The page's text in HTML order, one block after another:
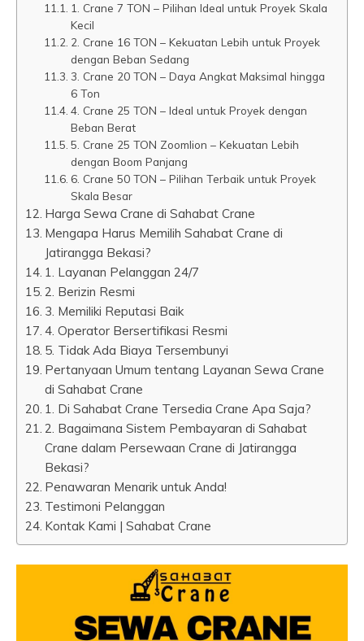
1. Crane 7 TON – Pilihan Ideal untuk Proyek Skala
Kecil
2. Crane 16 TON – Kekuatan Lebih untuk Proyek
dengan Beban Sedang
3. Crane 20 TON – Daya Angkat Maksimal hingga
6 Ton
4. Crane 25 TON – Ideal untuk Proyek dengan
Beban Berat
5. Crane 25 TON Zoomlion – Kekuatan Lebih
dengan Boom Panjang
6. Crane 50 TON – Pilihan Terbaik untuk Proyek
Skala Besar
Harga Sewa Crane di Sahabat Crane
Mengapa Harus Memilih Sahabat Crane di
Jatirangga Bekasi?
1. Layanan Pelanggan 24/7
2. Berizin Resmi
3. Memiliki Reputasi Baik
4. Operator Bersertifikasi Resmi
5. Tidak Ada Biaya Tersembunyi
Pertanyaan Umum tentang Layanan Sewa Crane
di Sahabat Crane
1. Di Sahabat Crane Tersedia Crane Apa Saja?
2. Bagaimana Sistem Pembayaran di Sahabat
Crane dalam Persewaan Crane di Jatirangga
Bekasi?
Penawaran Menarik untuk Anda!
Testimoni Pelanggan
Kontak Kami | Sahabat Crane